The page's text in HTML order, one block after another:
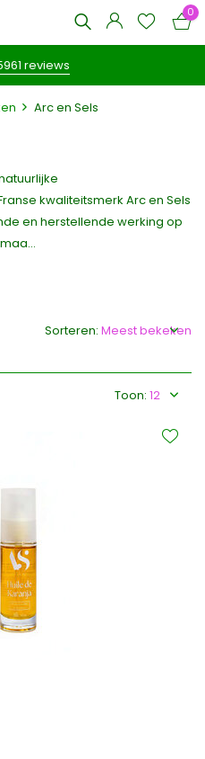
0
reviews
Arc en Sels
kwaliteitsmerk Arc en Sels
en herstellende werking op
Toon:
Sorteren: